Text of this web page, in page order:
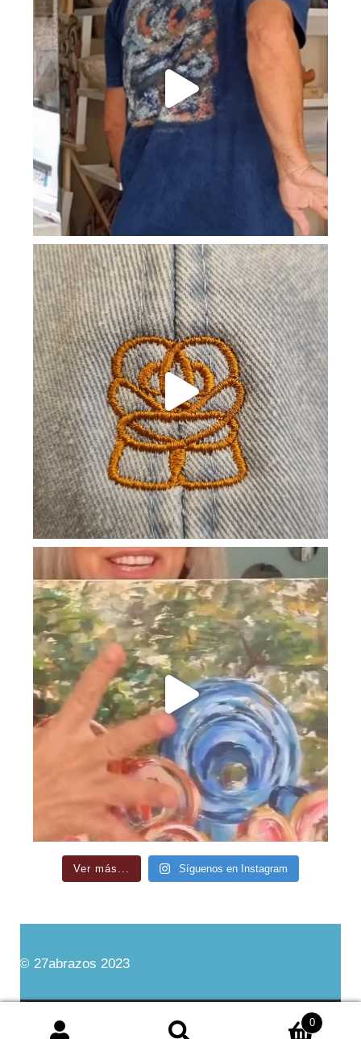
Ver más... Síguenos en Instagram
© 27abrazos 2023
0
Política de Privacidad